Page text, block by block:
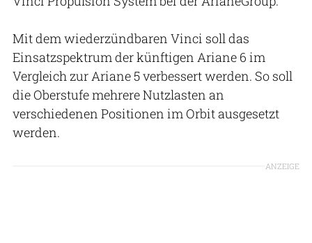
Mit dem wiederzündbaren Vinci soll das
Einsatzspektrum der künftigen Ariane 6 im
Vergleich zur Ariane 5 verbessert werden. So soll
die Oberstufe mehrere Nutzlasten an
verschiedenen Positionen im Orbit ausgesetzt
werden.
ANZEIGE